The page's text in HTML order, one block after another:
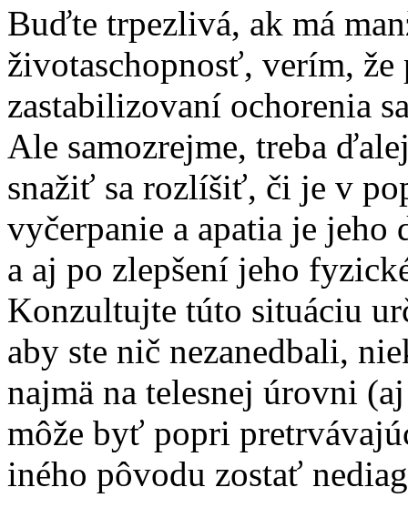
Buďte trpezlivá, ak má
životaschopnosť, verím,
zastabilizovaní ochorenia
Ale samozrejme, treba
snažiť sa rozlíšiť, či je v
vyčerpanie a apatia je jeho
a aj po zlepšení jeho
Konzultujte túto situáciu
aby ste nič nezanedbali,
najmä na telesnej úrovni
môže byť popri
iného pôvodu zostať